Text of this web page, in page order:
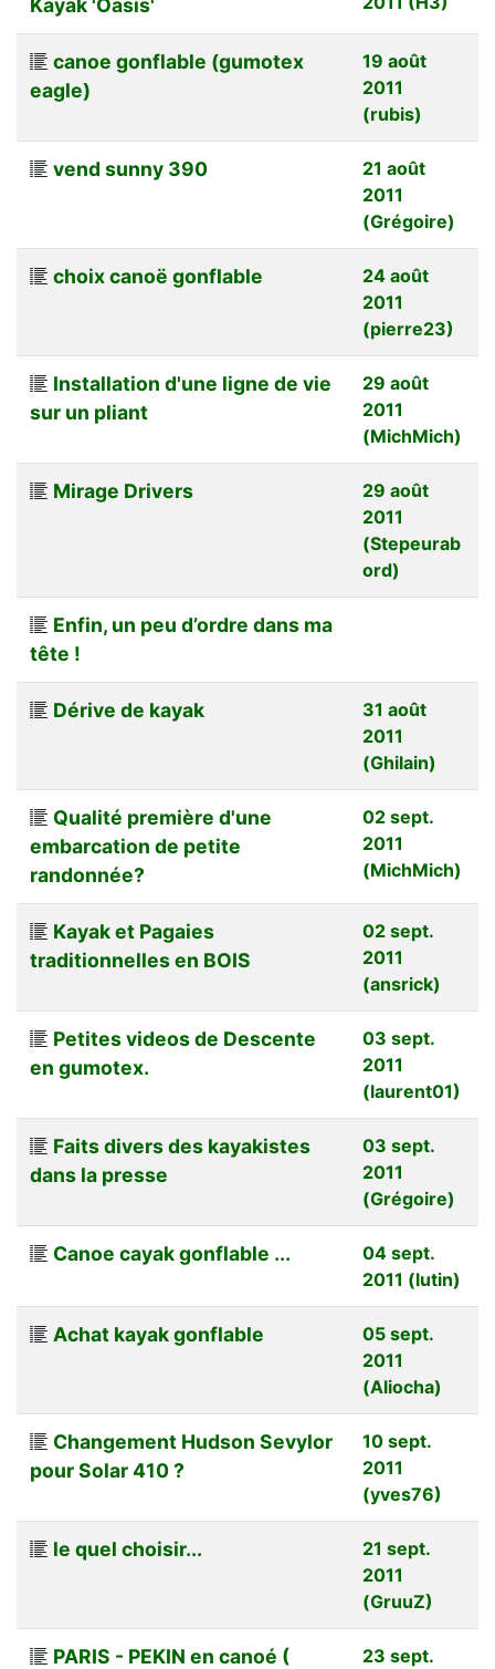
canoe gonflable (gumotex
eagle)
19 août
2011
(rubis)
vend sunny 390
21 août
2011
(Grégoire)
choix canoë gonflable
24 août
2011
(pierre23)
Installation d'une ligne de vie
sur un pliant
29 août
2011
(MichMich)
Mirage Drivers
29 août
2011
(Stepeurab
ord)
Enfin, un peu d’ordre dans ma
tête !
Dérive de kayak
31 août
2011
(Ghilain)
Qualité première d'une
embarcation de petite
randonnée?
02 sept.
2011
(MichMich)
Kayak et Pagaies
traditionnelles en BOIS
02 sept.
2011
(ansrick)
Petites videos de Descente
en gumotex.
03 sept.
2011
(laurent01)
Faits divers des kayakistes
dans la presse
03 sept.
2011
(Grégoire)
Canoe cayak gonflable ...
04 sept.
2011 (lutin)
Achat kayak gonflable
05 sept.
2011
(Aliocha)
Changement Hudson Sevylor
pour Solar 410 ?
10 sept.
2011
(yves76)
le quel choisir...
21 sept.
2011
(GruuZ)
PARIS - PEKIN en canoé (
23 sept.